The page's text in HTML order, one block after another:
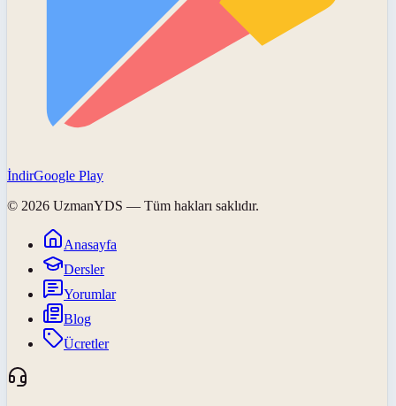
İndirGoogle Play
© 2026 UzmanYDS — Tüm hakları saklıdır.
Anasayfa
Dersler
Yorumlar
Blog
Ücretler